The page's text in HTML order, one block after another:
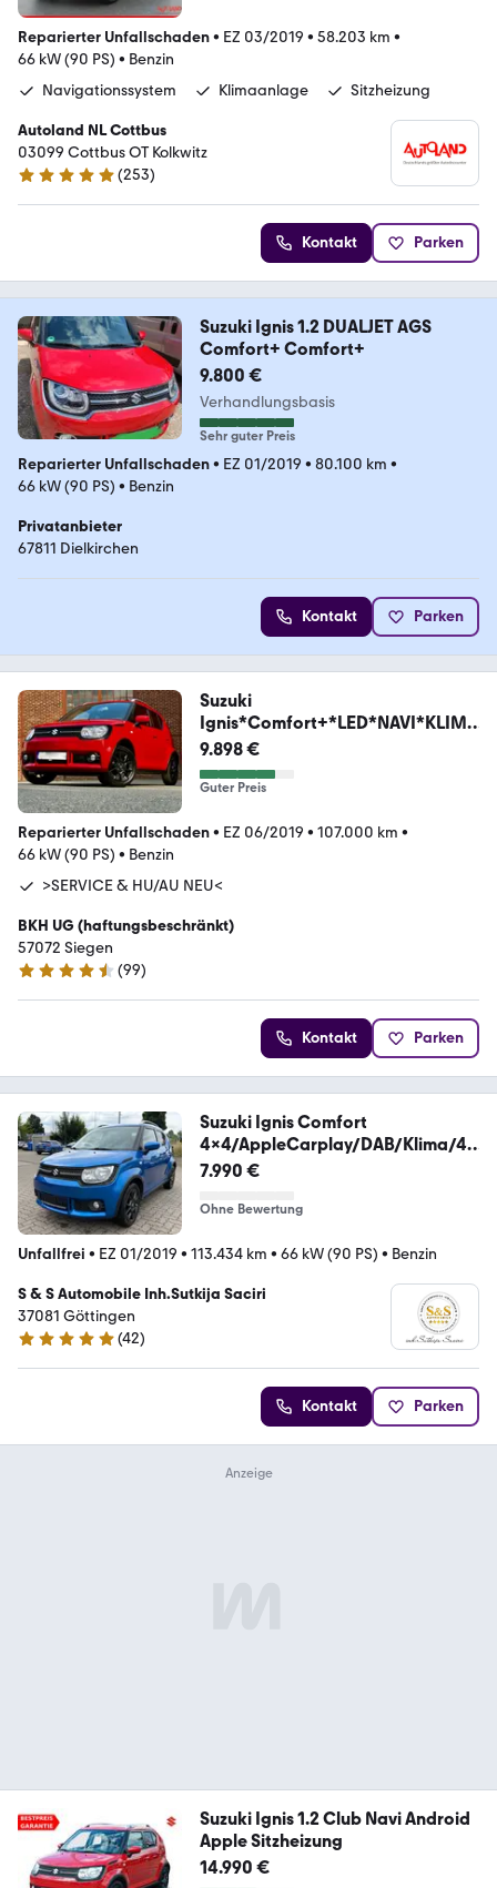
Reparierter Unfallschaden• EZ 03/2019 • 58.203 km •
66 kW (90 PS) • Benzin
Navigationssystem
Klimaanlage Sitzheizung
Autoland NL Cottbus
03099 Cottbus OT Kolkwitz
4.8 Sterne
(253)
Kontakt Parken
Suzuki Ignis 1.2 DUALJET AGS
Comfort+ Comfort+
9.800 €
Verhandlungsbasis
Sehr guter Preis
Reparierter Unfallschaden• EZ 01/2019 • 80.100 km •
66 kW (90 PS) • Benzin
Privatanbieter
67811 Dielkirchen
Kontakt Parken
Suzuki
Ignis*Comfort+*LED*NAVI*KLIMA
*SHZ*ALU*TEMPO*
9.898 €
Guter Preis
Reparierter Unfallschaden• EZ 06/2019 • 107.000 km •
66 kW (90 PS) • Benzin
>SERVICE & HU/AU NEU<
BKH UG (haftungsbeschränkt)
57072 Siegen
4.3 Sterne
(99)
Kontakt Parken
Suzuki Ignis Comfort
4x4/AppleCarplay/DAB/Klima/4X
4/AHK
7.990 €
Ohne Bewertung
Unfallfrei • EZ 01/2019 • 113.434 km • 66 kW (90 PS) • Benzin
S & S Automobile Inh.Sutkija Saciri
37081 Göttingen
5 Sterne
(42)
Kontakt Parken
Suzuki Ignis 1.2 Club Navi Android
Apple Sitzheizung
14.990 €